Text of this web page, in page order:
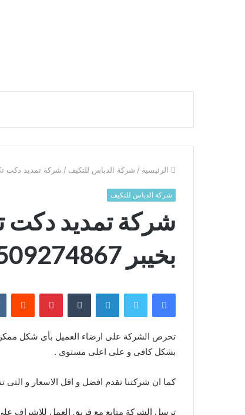
الرئيسية / شركة الدباس للتكيف / شركة تمديد دكت تكييف
شركة الدباس للتكيف
شركة تمديد
بخيبر 0509274867
فيسبوك تويتر لينكدإن بينتيريست
بشكل كافى و على اعلى مستوى .
كما ان شركتنا تقدم افضل و اقل الاسعار و
ترسل الشركة متابع مع فريق العمل للاشراف على